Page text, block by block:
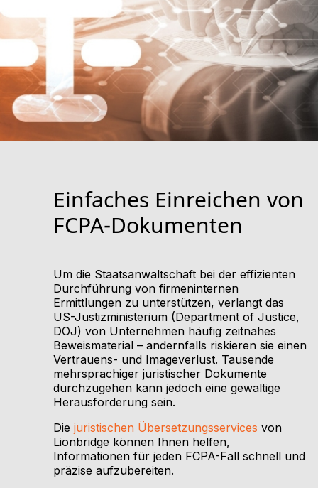
Einfaches Einreichen von
FCPA-Dokumenten
Um die Staatsanwaltschaft bei der effizienten
Durchführung von firmeninternen
Ermittlungen zu unterstützen, verlangt das
US-Justizministerium (Department of Justice,
DOJ) von Unternehmen häufig zeitnahes
Beweismaterial – andernfalls riskieren sie einen
Vertrauens- und Imageverlust. Tausende
mehrsprachiger juristischer Dokumente
durchzugehen kann jedoch eine gewaltige
Herausforderung sein.
Die juristischen Übersetzungsservices von
Lionbridge können Ihnen helfen,
Informationen für jeden FCPA-Fall schnell und
präzise aufzubereiten.